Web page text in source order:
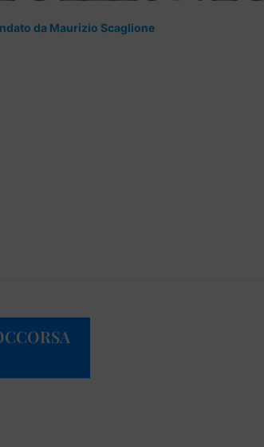
da Maurizio Scaglione